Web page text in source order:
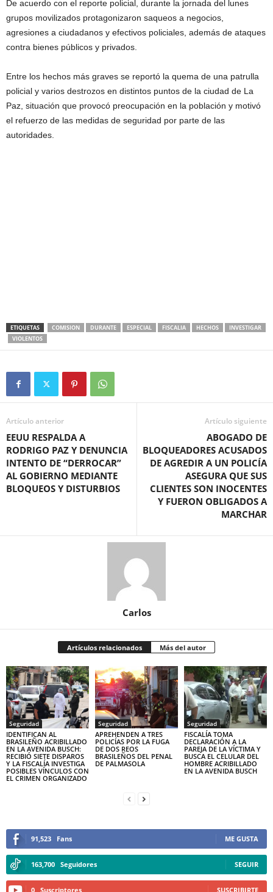
De acuerdo con el reporte policial, durante la jornada del lunes
grupos movilizados protagonizaron saqueos a negocios,
agresiones a ciudadanos y efectivos policiales, además de ataques
contra bienes públicos y privados.
Entre los hechos más graves se reportó la quema de una patrulla
policial y varios destrozos en distintos puntos de la ciudad de La
Paz, situación que provocó preocupación en la población y motivó
el refuerzo de las medidas de seguridad por parte de las
autoridades.
ETIQUETAS COMISION DURANTE ESPECIAL FISCALIA HECHOS
INVESTIGAR
VIOLENTOS
Artículo anterior
EEUU RESPALDA A
RODRIGO PAZ Y DENUNCIA
INTENTO DE “DERROCAR”
AL GOBIERNO MEDIANTE
BLOQUEOS Y DISTURBIOS
Artículo siguiente
ABOGADO DE
BLOQUEADORES ACUSADOS
DE AGREDIR A UN POLICÍA
ASEGURA QUE SUS
CLIENTES SON INOCENTES
Y FUERON OBLIGADOS A
MARCHAR
Carlos
Artículos relacionados Más del autor
Seguridad
IDENTIFICAN AL
BRASILEÑO ACRIBILLADO
EN LA AVENIDA BUSCH:
RECIBIÓ SIETE DISPAROS
Y LA FISCALÍA INVESTIGA
POSIBLES VÍNCULOS CON
EL CRIMEN ORGANIZADO
Seguridad
APREHENDEN A TRES
POLICÍAS POR LA FUGA
DE DOS REOS
BRASILEÑOS DEL PENAL
DE PALMASOLA
Seguridad
FISCALÍA TOMA
DECLARACIÓN A LA
PAREJA DE LA VÍCTIMA Y
BUSCA EL CELULAR DEL
HOMBRE ACRIBILLADO
EN LA AVENIDA BUSCH
91,523 Fans ME GUSTA
163,700 Seguidores SEGUIR
0 Suscriptores SUSCRIBIRTE